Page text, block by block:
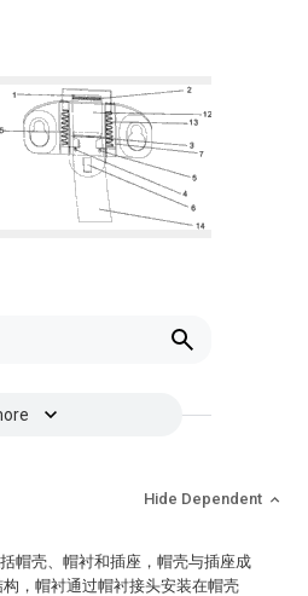
Hide Dependent
帽壳、帽衬和插座，帽壳与插座成
，帽衬通过帽衬接头安装在帽壳